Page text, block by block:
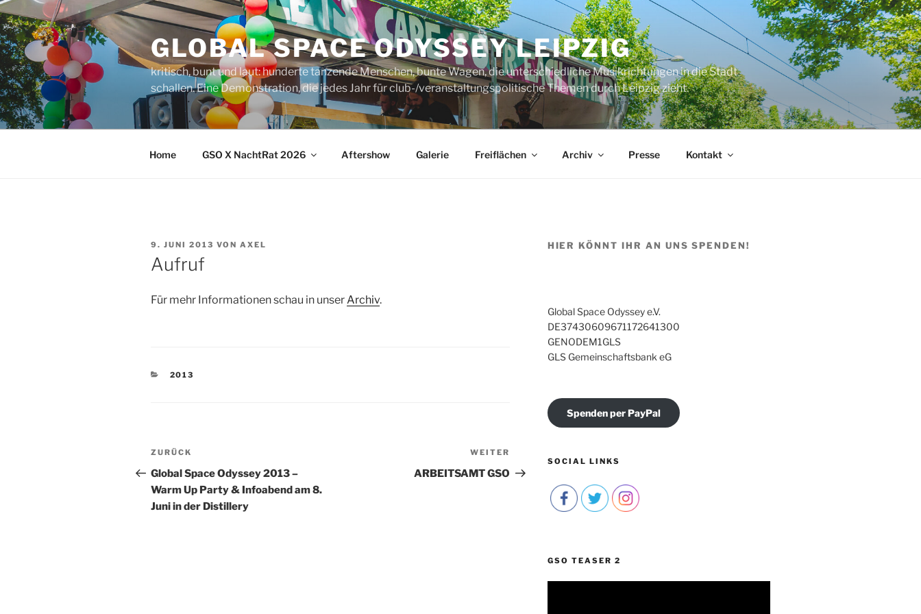
Zum
Inhalt
springen
GLOBAL SPACE ODYSSEY LEIPZIG
kritisch, bunt und laut: hunderte tanzende Menschen, bunte Wagen, die unterschiedliche Musikrichtungen in die Stadt
schallen. Eine Demonstration, die jedes Jahr für club-/veranstaltungspolitische Themen durch Leipzig zieht.
Home GSO X NachtRat 2026 Aftershow Galerie Freiflächen Archiv Presse Kontakt
VERÖFFENTLICHT
AM
9. JUNI 2013 VON AXEL
Aufruf
Für mehr Informationen schau in unserArchiv.
KATEGORIEN
2013
Beitragsnavigation
Vorheriger
Beitrag
ZURÜCK
Global Space Odyssey 2013 –
Warm Up Party & Infoabend am 8.
Juni in der Distillery
Beitrag
WEITER
ARBEITSAMT GSO
HIER KÖNNT IHR AN UNS SPENDEN!
Global Space Odyssey e.V.
DE37430609671172641300
GENODEM1GLS
GLS Gemeinschaftsbank eG
Spenden per PayPal
SOCIAL LINKS
GSO TEASER 2